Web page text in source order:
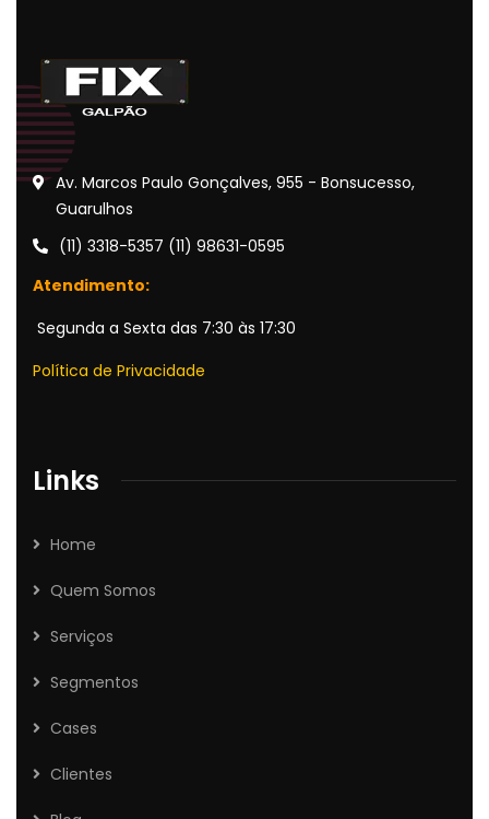
Av. Marcos Paulo Gonçalves, 955 - Bonsucesso,
Guarulhos
(11) 3318-5357 (11) 98631-0595
Atendimento:
Segunda a Sexta das 7:30 às 17:30
Política de Privacidade
Links
Home
Quem Somos
Serviços
Segmentos
Cases
Clientes